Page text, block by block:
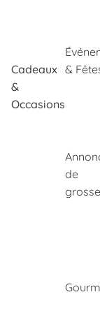
Cadeaux
&
Occasions
&
de